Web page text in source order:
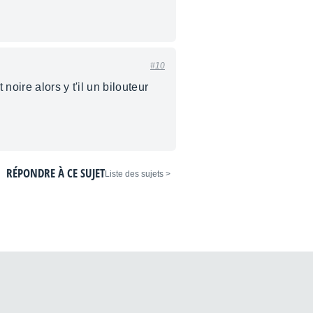
#10
noire alors y t'il un bilouteur
< Liste des sujets
RÉPONDRE À CE SUJET